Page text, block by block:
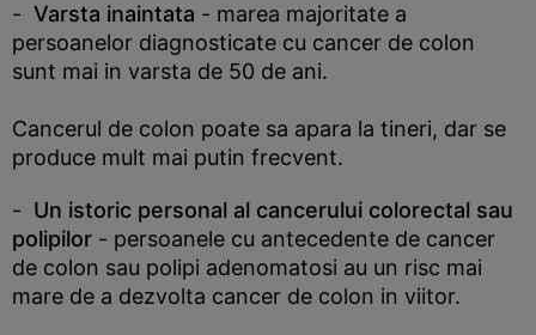
- Varsta inaintata - marea majoritate a
persoanelor diagnosticate cu cancer de colon
sunt mai in varsta de 50 de ani.
Cancerul de colon poate sa apara la tineri, dar se
produce mult mai putin frecvent.
- Un istoric personal al cancerului colorectal sau
polipilor - persoanele cu antecedente de cancer
de colon sau polipi adenomatosi au un risc mai
mare de a dezvolta cancer de colon in viitor.